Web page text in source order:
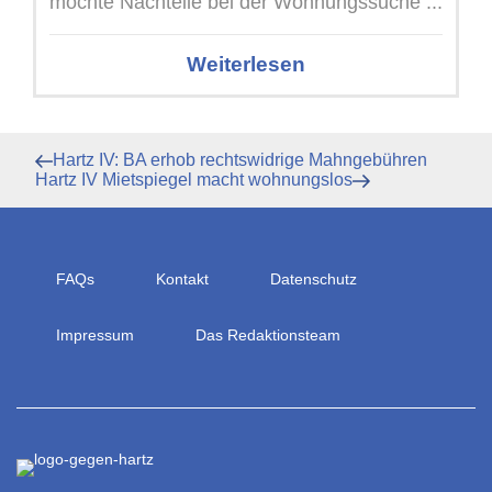
Weiterlesen
Beitragsnavigation
Vorheriger
Beitrag
Hartz IV: BA erhob rechtswidrige Mahngebühren
Nächster
Hartz IV Mietspiegel macht wohnungslos
FAQs Kontakt Datenschutz
Impressum Das Redaktionsteam